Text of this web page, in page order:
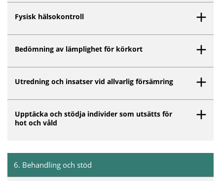
Fysisk hälsokontroll
Bedömning av lämplighet för körkort
Utredning och insatser vid allvarlig försämring
Upptäcka och stödja individer som utsätts för
hot och våld
6. Behandling och stöd